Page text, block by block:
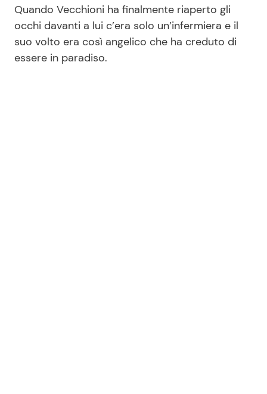
Quando Vecchioni ha finalmente riaperto gli
occhi davanti a lui c’era solo un’infermiera e il
suo volto era così angelico che ha creduto di
essere in paradiso.